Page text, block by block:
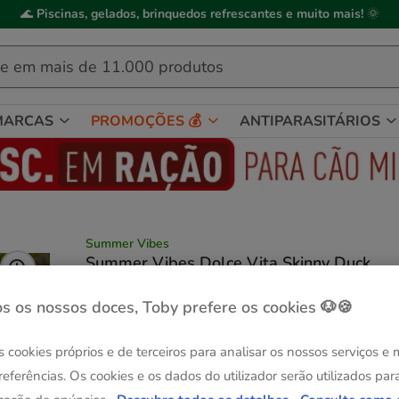
🌊 Piscinas, gelados, brinquedos refrescantes e muito mais! 🌞
PROMOÇÕES 💰 ANTIPARASITÁRIOS
Summer Vibes
Summer Vibes Dolce Vita Skinny Duck
Ver descrição
Medidas: 33 x 18 cm
33 x 18 cm
os nossos doces, Toby prefere os cookies 🐶🍪
cookies próprios e de terceiros para analisar os nossos serviços e
Os cookies e os dados do utilizador serão utilizados